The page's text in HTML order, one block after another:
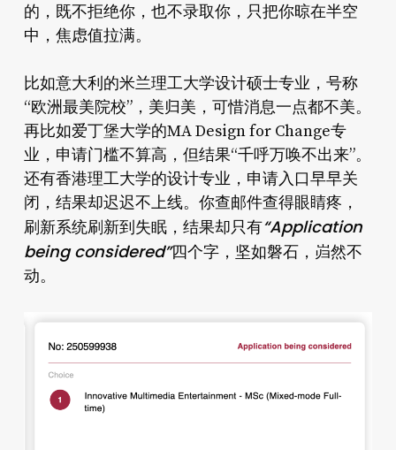
的，既不拒绝你，也不录取你，只把你晾在半空
中，焦虑值拉满。
比如意大利的米兰理工大学设计硕士专业，号称
“欧洲最美院校”，美归美，可惜消息一点都不美。
再比如爱丁堡大学的MA Design for Change专
业，申请门槛不算高，但结果“千呼万唤不出来”。
还有香港理工大学的设计专业，申请入口早早关
闭，结果却迟迟不上线。你查邮件查得眼睛疼，
刷新系统刷新到失眠，结果却只有“Application
being considered”四个字，坚如磐石，岿然不
动。